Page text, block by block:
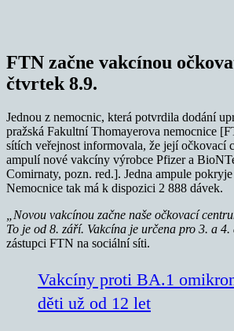
FTN začne vakcínou
čtvrtek 8.9.
Jednou z nemocnic, která potvrdila dodání
pražská Fakultní Thomayerova nemocnice
sítích veřejnost informovala, že její očkovací
ampulí nové vakcíny výrobce Pfizer a
Comirnaty, pozn. red.]. Jedna ampule
Nemocnice tak má k dispozici 2 888 dávek.
„Novou vakcínou začne naše očkovací
To je od 8. září. Vakcína je určena pro 3. a 4.
zástupci FTN na sociální síti.
Vakcíny proti BA.1
děti už od 12 let